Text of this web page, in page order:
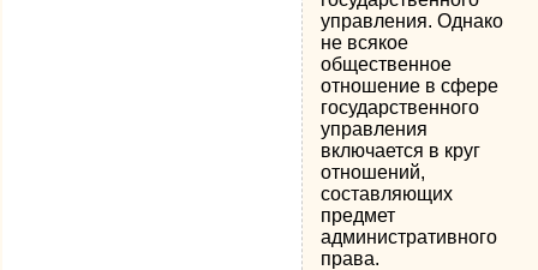
управления. Однако
не всякое
общественное
отношение в сфере
государственного
управления
включается в круг
отношений,
составляющих
предмет
административного
права.